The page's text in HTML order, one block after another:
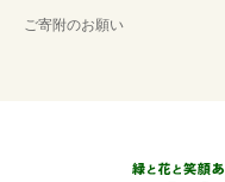
ご寄附のお願い